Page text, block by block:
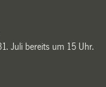
Juli bereits um 15 Uhr.